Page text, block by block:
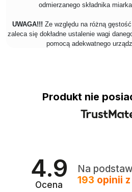
odmierzanego składnika
UWAGA!!! Ze względu na różną
zaleca się dokładne ustalenie wagi
pomocą adekwatnego
Produkt nie
4.9
Ocena
Na
193 opinii